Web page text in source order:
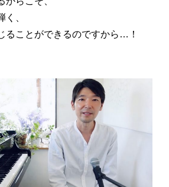
、
ることができるのですから…！